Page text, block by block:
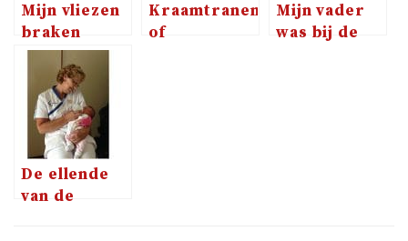
Mijn vliezen
braken
tijdens mijn
babyshower
Kraamtranen
of
Mijn vader
was bij de
De ellende
van de